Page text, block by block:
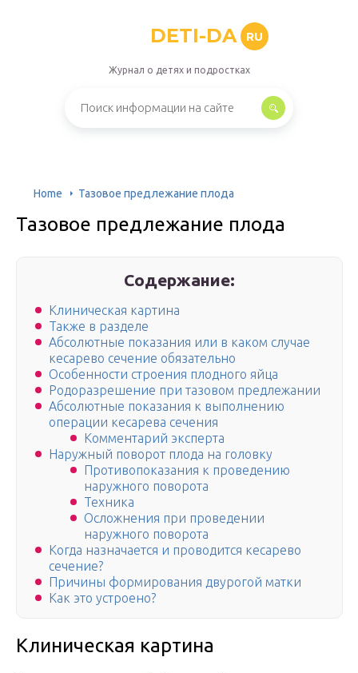
DETI-DA RU
Журнал о детях и подростках
Home Тазовое предлежание плода
Тазовое предлежание плода
Содержание:
Клиническая картина
Также в разделе
Абсолютные показания или в каком случае
кесарево сечение обязательно
Особенности строения плодного яйца
Родоразрешение при тазовом предлежании
Абсолютные показания к выполнению
операции кесарева сечения
Комментарий эксперта
Наружный поворот плода на головку
Противопоказания к проведению
наружного поворота
Техника
Осложнения при проведении
наружного поворота
Когда назначается и проводится кесарево
сечение?
Причины формирования двурогой матки
Как это устроено?
Клиническая картина